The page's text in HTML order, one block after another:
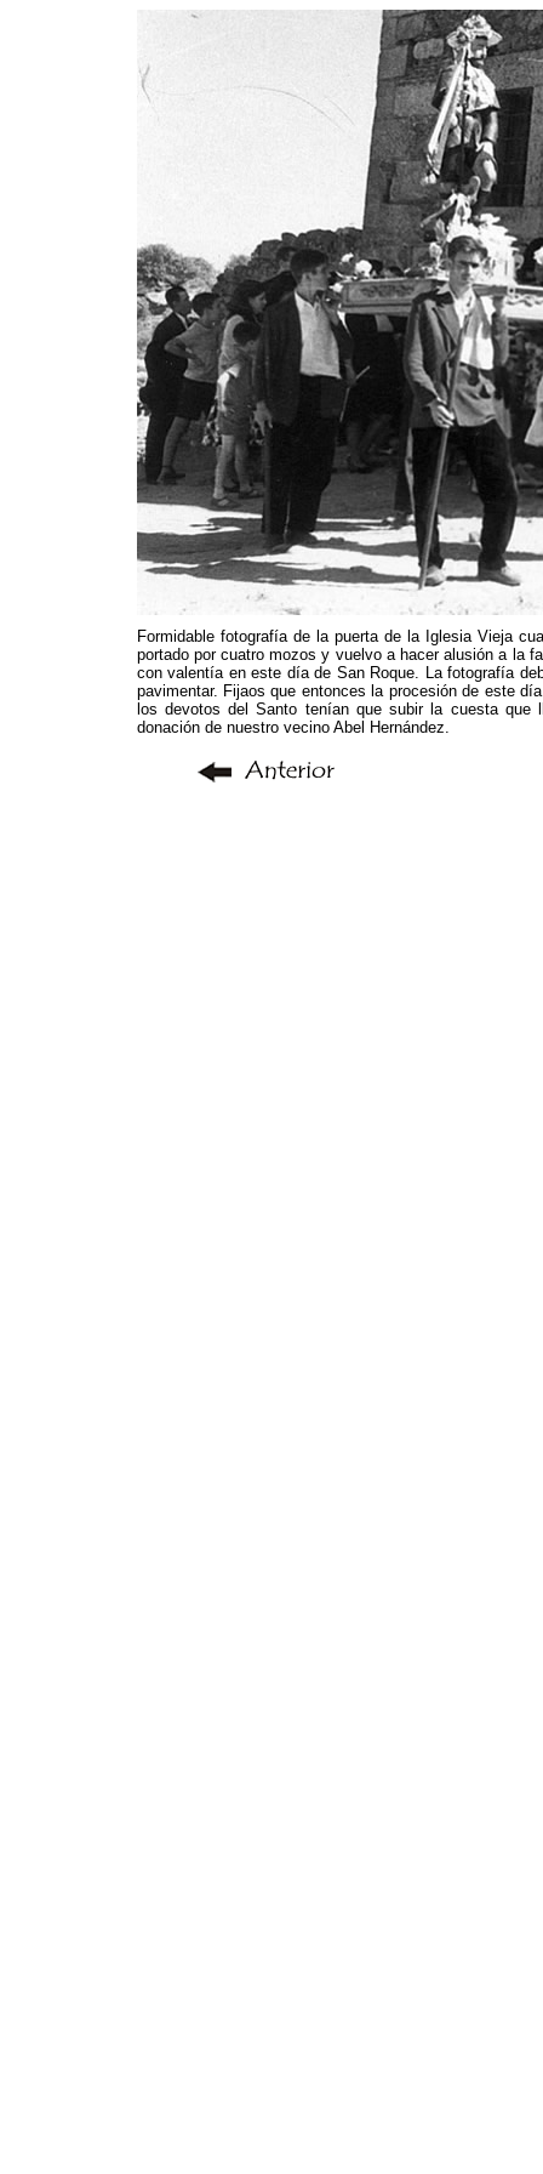
Formidable fotografía de la puerta de la Iglesia Vieja
portado por cuatro mozos y vuelvo a hacer alusión a la
con valentía en este día de San Roque. La fotografía
pavimentar. Fijaos que entonces la procesión de este
los devotos del Santo tenían que subir la cuesta
donación de nuestro vecino Abel Hernández.